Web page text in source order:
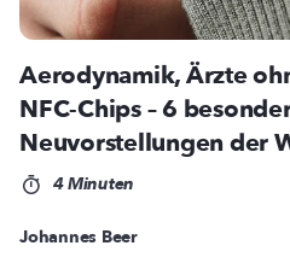
Aerodynamik, Ärzte
NFC-Chips – 6
Neuvorstellungen der
4 Minuten
Johannes Beer